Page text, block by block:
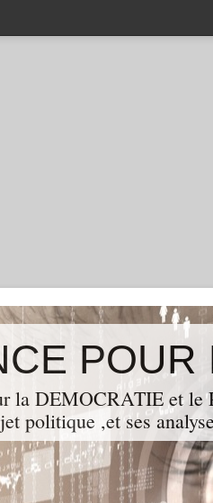
la DEMOCRATIE et le
politique ,et ses